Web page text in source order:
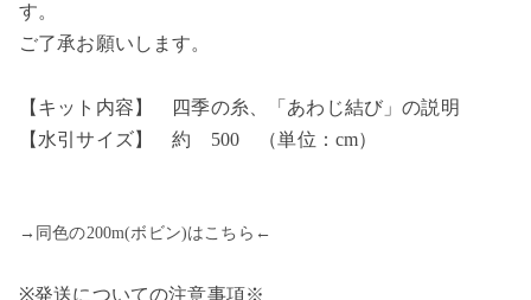
す。
ご了承お願いします。
【キット内容】 四季の糸、「あわじ結び」の説明
【水引サイズ】 約 500 （単位：cm）
→同色の200m(ボビン)はこちら←
※発送についての注意事項※